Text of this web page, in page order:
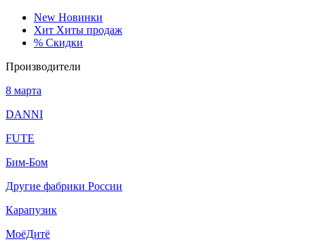
New Новинки
Хит Хиты продаж
% Скидки
Производители
8 марта
DANNI
FUTE
Бим-Бом
Другие фабрики России
Карапузик
МоёДитё